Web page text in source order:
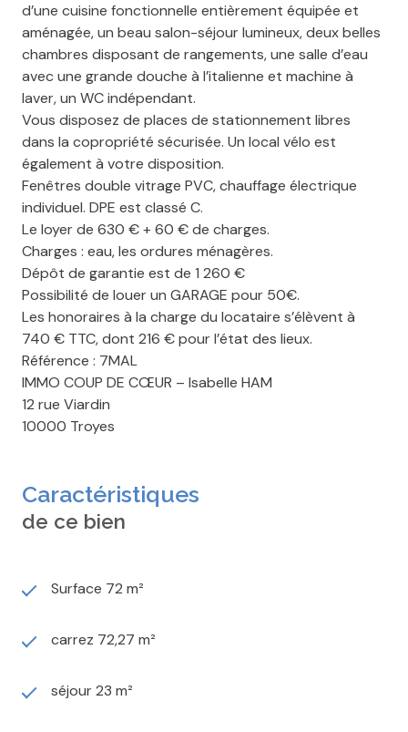
d’une cuisine fonctionnelle entièrement équipée et
aménagée, un beau salon-séjour lumineux, deux belles
chambres disposant de rangements, une salle d’eau
avec une grande douche à l’italienne et machine à
laver, un WC indépendant.
Vous disposez de places de stationnement libres
dans la copropriété sécurisée. Un local vélo est
également à votre disposition.
Fenêtres double vitrage PVC, chauffage électrique
individuel. DPE est classé C.
Le loyer de 630 € + 60 € de charges.
Charges : eau, les ordures ménagères.
Dépôt de garantie est de 1 260 €
Possibilité de louer un GARAGE pour 50€.
Les honoraires à la charge du locataire s’élèvent à
740 € TTC, dont 216 € pour l’état des lieux.
Référence : 7MAL
IMMO COUP DE CŒUR – Isabelle HAM
12 rue Viardin
10000 Troyes
Caractéristiques
de ce bien
Surface 72 m²
carrez 72,27 m²
séjour 23 m²